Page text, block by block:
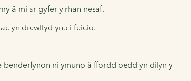
â mi ar gyfer y rhan nesaf.
yn drewllyd yno i feicio.
ni ymuno â ffordd oedd yn dilyn y